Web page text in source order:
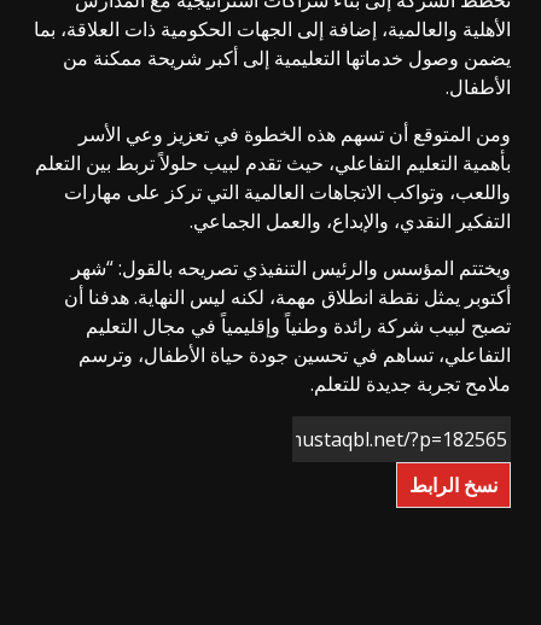
الأهلية والعالمية، إضافة إلى الجهات الحكومية ذات العلاقة، بما
يضمن وصول خدماتها التعليمية إلى أكبر شريحة ممكنة من
الأطفال.
ومن المتوقع أن تسهم هذه الخطوة في تعزيز وعي الأسر
بأهمية التعليم التفاعلي، حيث تقدم لبيب حلولاً تربط بين التعلم
واللعب، وتواكب الاتجاهات العالمية التي تركز على مهارات
التفكير النقدي، والإبداع، والعمل الجماعي.
ويختتم المؤسس والرئيس التنفيذي تصريحه بالقول: “شهر
أكتوبر يمثل نقطة انطلاق مهمة، لكنه ليس النهاية. هدفنا أن
تصبح لبيب شركة رائدة وطنياً وإقليمياً في مجال التعليم
التفاعلي، تساهم في تحسين جودة حياة الأطفال، وترسم
ملامح تجربة جديدة للتعلم.
نسخ الرابط